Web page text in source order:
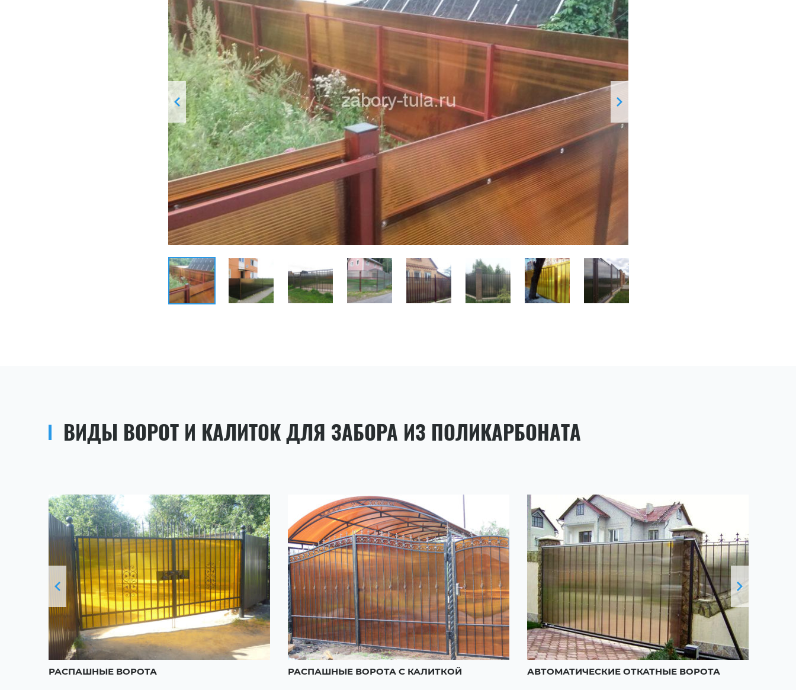
ВИДЫ ВОРОТ И КАЛИТОК ДЛЯ ЗАБОРА ИЗ ПОЛИКАРБОНАТА
РАСПАШНЫЕ ВОРОТА РАСПАШНЫЕ ВОРОТА С КАЛИТКОЙ АВТОМАТИЧЕСКИЕ ОТКАТНЫЕ ВОРОТА